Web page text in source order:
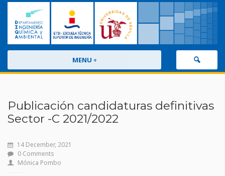
MENU +
Publicación candidaturas definitivas
Sector -C 2021/2022
14 December, 2021
0 Comments
Mónica Pombo